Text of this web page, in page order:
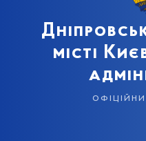
місті